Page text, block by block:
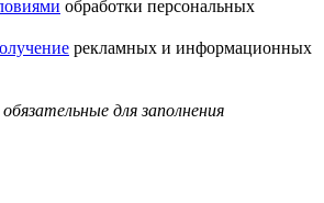
обработки персональных
рекламных и информационных
, обязательные для заполнения